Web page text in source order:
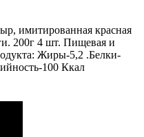
имитированная красная
200г 4 шт. Пищевая и
Жиры-5,2 .Белки-
100 Ккал